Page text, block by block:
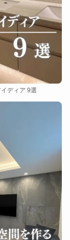
ディア 9選